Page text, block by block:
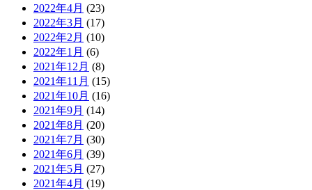
2022年4月 (23)
2022年3月 (17)
2022年2月 (10)
2022年1月 (6)
2021年12月 (8)
2021年11月 (15)
2021年10月 (16)
2021年9月 (14)
2021年8月 (20)
2021年7月 (30)
2021年6月 (39)
2021年5月 (27)
2021年4月 (19)